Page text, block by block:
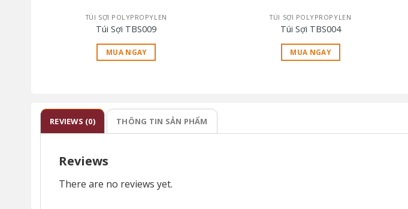
TÚI SỢI POLYPROPYLEN
Túi Sợi TBS009
MUA NGAY
TÚI SỢI POLYPROPYLEN
Túi Sợi TBS004
MUA NGAY
REVIEWS (0) THÔNG TIN SẢN PHẨM
Reviews
There are no reviews yet.